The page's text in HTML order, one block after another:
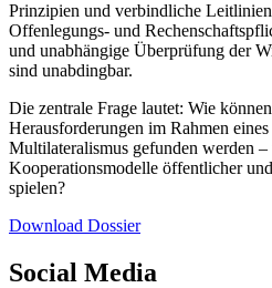
Prinzipien und verbindliche
Offenlegungs- und
und unabhängige Überprüfung der
sind unabdingbar.
Die zentrale Frage lautet: Wie
Herausforderungen im Rahmen
Multilateralismus gefunden werden
Kooperationsmodelle öffentlicher
spielen?
Download Dossier
Social Media